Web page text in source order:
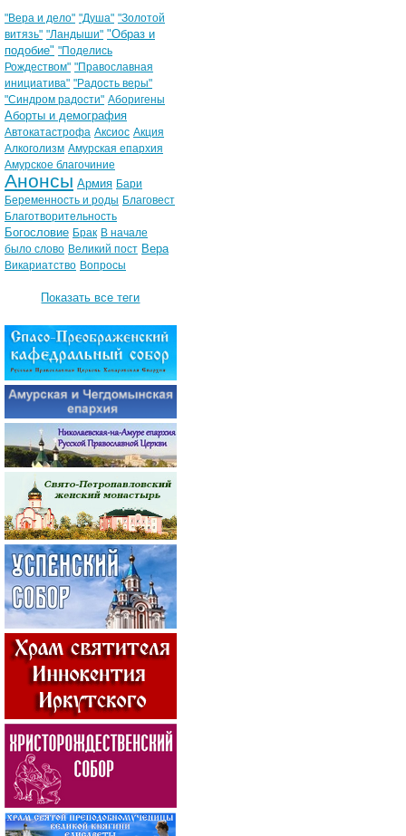
"Вера и дело" "Душа" "Золотой
витязь" "Ландыши" "Образ и
подобие" "Поделись
Рождеством" "Православная
инициатива" "Радость веры"
"Синдром радости" Аборигены
Аборты и демография
Автокатастрофа Аксиос Акция
Алкоголизм Амурская епархия
Амурское благочиние
Анонсы Армия Бари
Беременность и роды Благовест
Благотворительность
Богословие Брак В начале
было слово Великий пост Вера
Викариатство Вопросы
Показать все теги